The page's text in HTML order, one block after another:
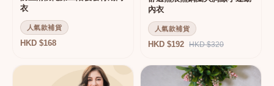
衣
人氣款補貨
HKD $168
內衣
人氣款補貨
HKD $192 HKD $320